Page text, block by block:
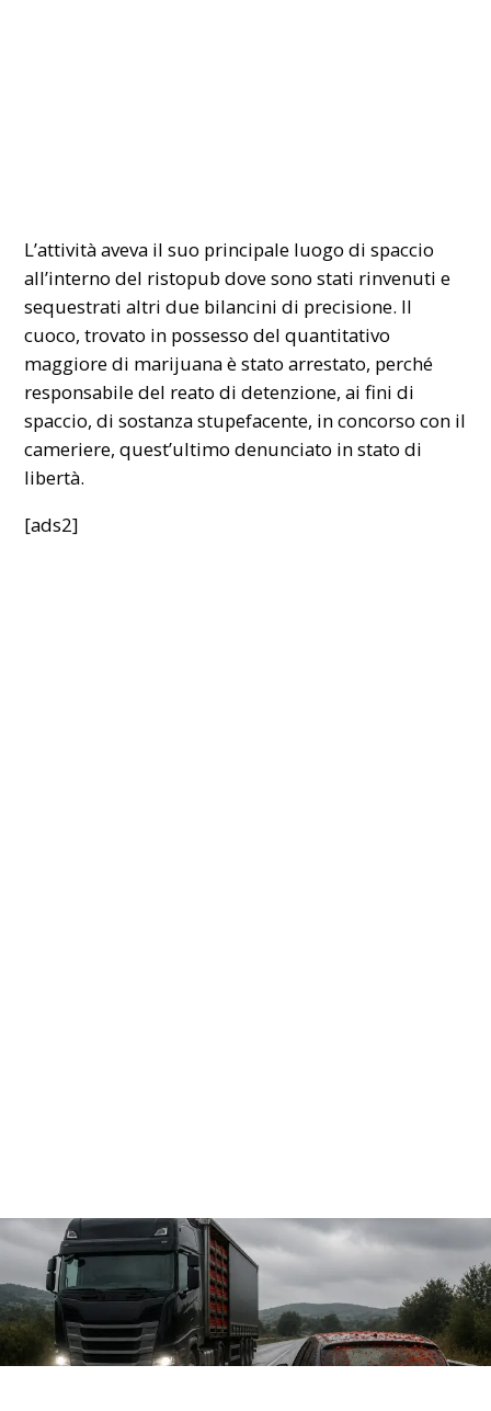
L’attività aveva il suo principale luogo di spaccio
all’interno del ristopub dove sono stati rinvenuti e
sequestrati altri due bilancini di precisione. Il
cuoco, trovato in possesso del quantitativo
maggiore di marijuana è stato arrestato, perché
responsabile del reato di detenzione, ai fini di
spaccio, di sostanza stupefacente, in concorso con il
cameriere, quest’ultimo denunciato in stato di
libertà.
[ads2]